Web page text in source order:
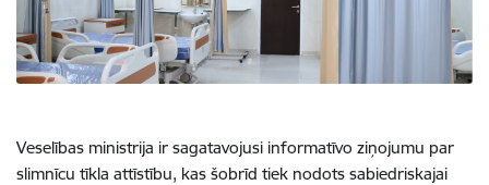
Veselības ministrija ir sagatavojusi informatīvo ziņojumu par
slimnīcu tīkla attīstību, kas šobrīd tiek nodots sabiedriskajai